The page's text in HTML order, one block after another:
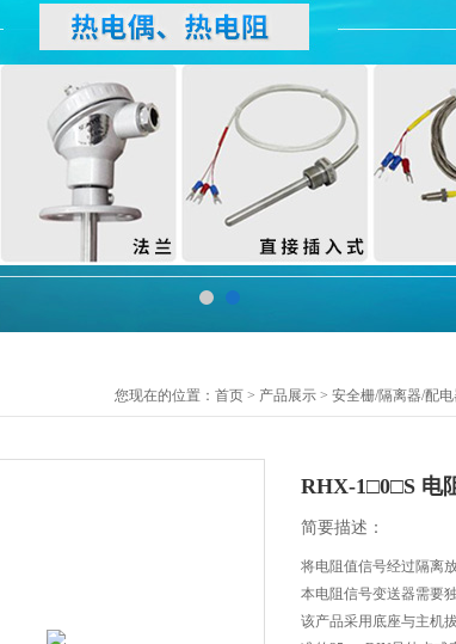
您现在的位置： 首页 > 产品展示 > 安全栅/隔离器/配电
RHX-1□0□S 电
简要描述：
将电阻值信号经过隔离
本电阻信号变送器需要
该产品采用底座与主机